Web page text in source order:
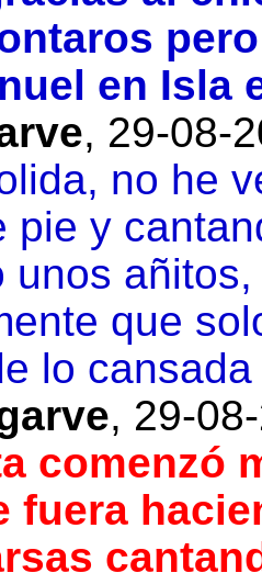
en Isla
, 29-08-
no he
pie y
unos
que
lo
, 29-
comenzó
fuera